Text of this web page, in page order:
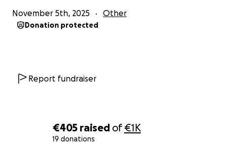
€405 raised of€1K
19 donations
November 5th, 2025 Other
Donation protected
Report fundraiser